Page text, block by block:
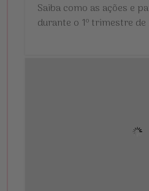
Saiba como as ações e
durante o 1º trimestre